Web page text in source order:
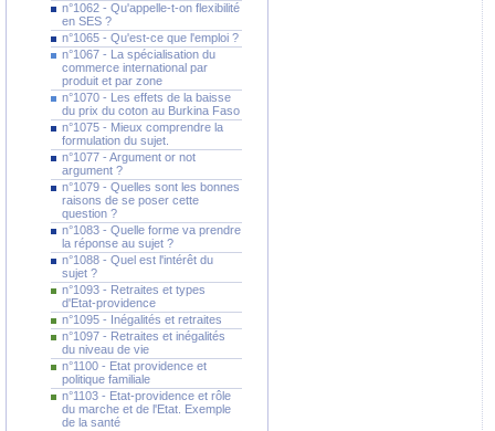
n°1062 - Qu'appelle-t-on flexibilité
en SES ?
n°1065 - Qu'est-ce que l'emploi ?
n°1067 - La spécialisation du
commerce international par
produit et par zone
n°1070 - Les effets de la baisse
du prix du coton au Burkina Faso
n°1075 - Mieux comprendre la
formulation du sujet.
n°1077 - Argument or not
argument ?
n°1079 - Quelles sont les bonnes
raisons de se poser cette
question ?
n°1083 - Quelle forme va prendre
la réponse au sujet ?
n°1088 - Quel est l'intérêt du
sujet ?
n°1093 - Retraites et types
d'Etat-providence
n°1095 - Inégalités et retraites
n°1097 - Retraites et inégalités
du niveau de vie
n°1100 - Etat providence et
politique familiale
n°1103 - Etat-providence et rôle
du marche et de l'Etat. Exemple
de la santé